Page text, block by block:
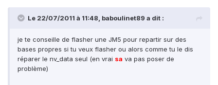
Le 22/07/2011 à 11:48, baboulinet89 a dit :
je te conseille de flasher une JM5 pour repartir sur des
bases propres si tu veux flasher ou alors comme tu le dis
réparer le nv_data seul (en vrai sa va pas poser de
problème)